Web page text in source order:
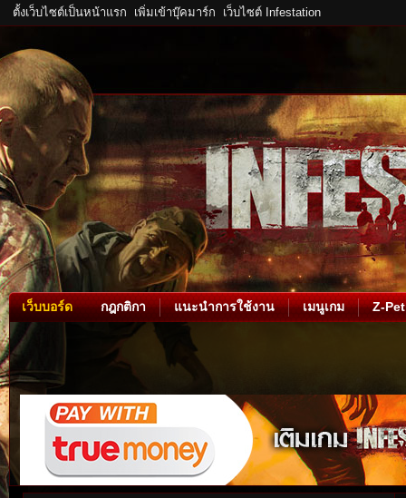
ตั้งเว็บไซต์เป็นหน้าแรก เพิ่มเข้าบุ๊คมาร์ก เว็บไซต์ Infestation
เว็บบอร์ด กฎกติกา แนะนำการใช้งาน เมนูเกม Z-Pet